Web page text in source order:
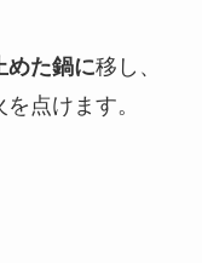
めた鍋に移し、
点けます。